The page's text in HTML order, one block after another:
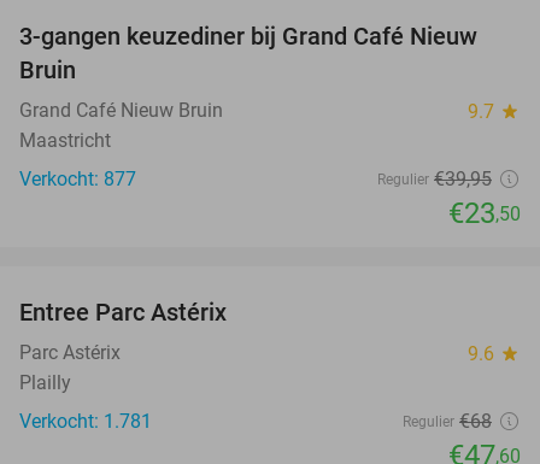
41%
3-gangen keuzediner bij Grand Café Nieuw
Bruin
Grand Café Nieuw Bruin 9.7 star
Maastricht
Verkocht: 877
Regulier €39,95
€23,50
Entree Parc Astérix
Parc Astérix 9.6 star
Plailly
Verkocht: 1.781
Regulier €68
€47,60